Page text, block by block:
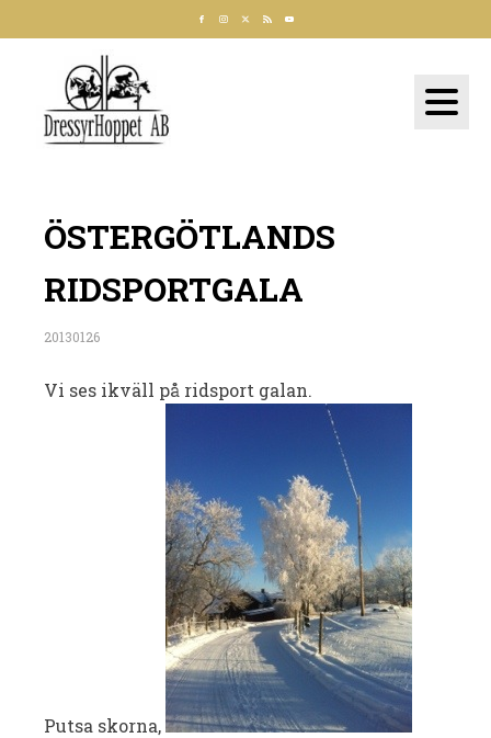
ÖSTERGÖTLANDS
RIDSPORTGALA
20130126
Vi ses ikväll på ridsport galan.
Putsa skorna,